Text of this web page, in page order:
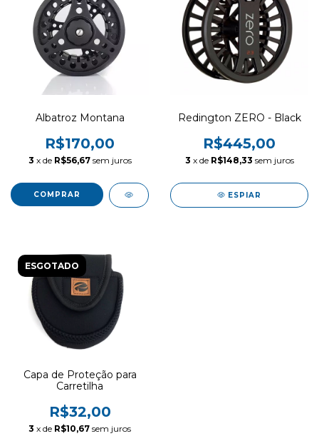
Albatroz Montana
R$170,00
3 x de R$56,67 sem juros
COMPRAR
Redington ZERO - Black
R$445,00
3 x de R$148,33 sem juros
ESPIAR
ESGOTADO
Capa de Proteção para
Carretilha
R$32,00
3 x de R$10,67 sem juros